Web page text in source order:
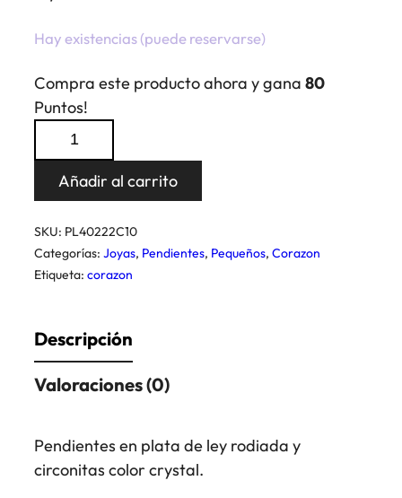
Hay existencias (puede reservarse)
Compra este producto ahora y gana 80
Puntos!
Pendientes
Corazon
Circonitas
Crystal
cantidad
Añadir al carrito
SKU: PL40222C10
Categorías: Joyas, Pendientes, Pequeños, Corazon
Etiqueta: corazon
Descripción
Valoraciones (0)
Pendientes en plata de ley rodiada y
circonitas color crystal.